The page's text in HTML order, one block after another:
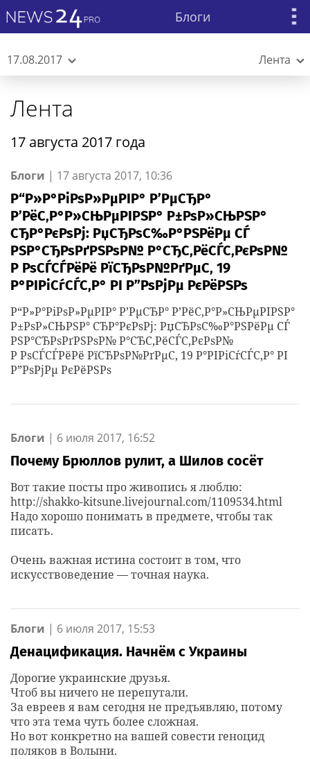
Блоги
17.08.2017 Лента
Лента
17 августа 2017 года
Блоги | 17 августа 2017, 10:36
Р“Р»Р°РіРѕР»РµРІР° Р’РµСЂР°
Р’РёС‚Р°Р»СЊРµРІРЅР° Р±РѕР»СЊРЅР°
СЂР°РєРѕРј: РџСЂРѕС‰Р°РЅРёРµ СЃ
РЅР°СЂРѕРґРЅРѕР№ Р°СЂС‚РёСЃС‚РєРѕР№
Р РѕСЃСЃРёРё РїСЂРѕР№РґРµС‚ 19
Р°РІРіСѓСЃС‚Р° РІ Р”РѕРјРµ РєРёРЅРѕ
Р“Р»Р°РіРѕР»РµРІР° Р’РµСЂР° Р’РёС‚Р°Р»СЊРµРІРЅР°
Р±РѕР»СЊРЅР° СЂР°РєРѕРј: РџСЂРѕС‰Р°РЅРёРµ СЃ
РЅР°СЂРѕРґРЅРѕР№ Р°СЂС‚РёСЃС‚РєРѕР№
Р РѕСЃСЃРёРё РїСЂРѕР№РґРµС‚ 19 Р°РІРіСѓСЃС‚Р° РІ
Р”РѕРјРµ РєРёРЅРѕ
Блоги | 6 июля 2017, 16:52
Почему Брюллов рулит, а Шилов сосёт
Вот такие посты про живопись я люблю:
http://shakko-kitsune.livejournal.com/1109534.html
Надо хорошо понимать в предмете, чтобы так
писать.
Очень важная истина состоит в том, что
искусствоведение — точная наука.
Блоги | 6 июля 2017, 15:53
Денацификация. Начнём с Украины
Дорогие украинские друзья.
Чтоб вы ничего не перепутали.
За евреев я вам сегодня не предъявляю, потому
что эта тема чуть более сложная.
Но вот конкретно на вашей совести геноцид
поляков в Волыни.